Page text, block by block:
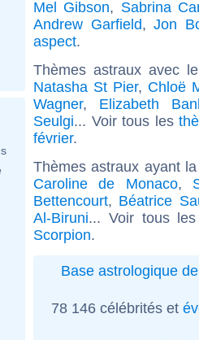
Mel Gibson, Sabrina
Andrew Garfield,Jon
aspect.
Thèmes astraux avec
Natasha St Pier, Chloë
Wagner, Elizabeth
Seulgi... Voir tous les
février.
Thèmes astraux ayant
Caroline de Monaco,
Bettencourt, Béatrice
Al-Biruni... Voir tous
Scorpion.
Base astrologique
78 146 célébrités et